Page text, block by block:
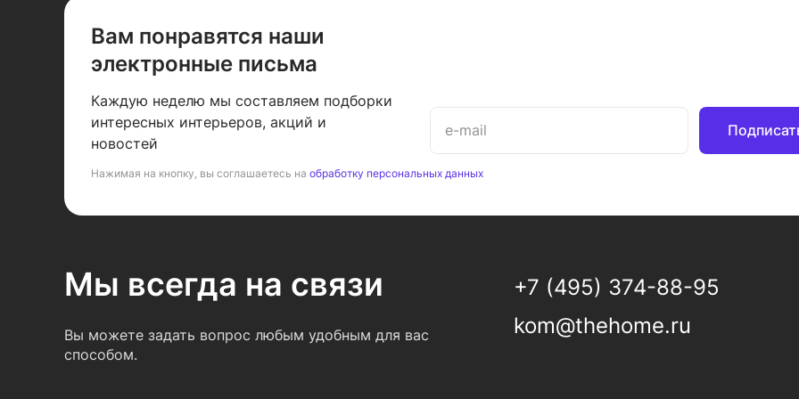
Вам понравятся наши
электронные письма
Каждую неделю мы составляем подборки
интересных интерьеров, акций и
новостей
Нажимая на кнопку, вы соглашаетесь на обработку персональных данных
Мы всегда на связи
Вы можете задать вопрос любым удобным для вас
способом.
+7 (495) 374-88-95
kom@thehome.ru